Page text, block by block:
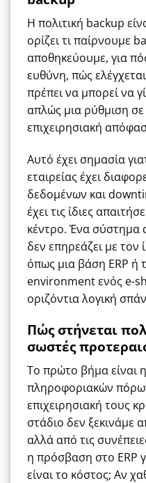
Η πολιτική backup
ορίζει τι παίρνουμε
αποθηκεύουμε, για
ευθύνη, πώς
πρέπει να μπορεί να
απλώς μια ρύθμιση σε
επιχειρησιακή
Αυτό έχει σημασία
εταιρείας έχει
δεδομένων και
έχει τις ίδιες
κέντρο. Ένα
δεν επηρεάζει με τον
όπως μια βάση ERP ή
environment ενός e-
οριζόντια λογική
Πώς στήνεται
σωστές
Το πρώτο βήμα είναι
πληροφοριακών
επιχειρησιακή τους
στάδιο δεν ξεκινάμε
αλλά από τις
η πρόσβαση στο ERP
είναι το κόστος; Αν